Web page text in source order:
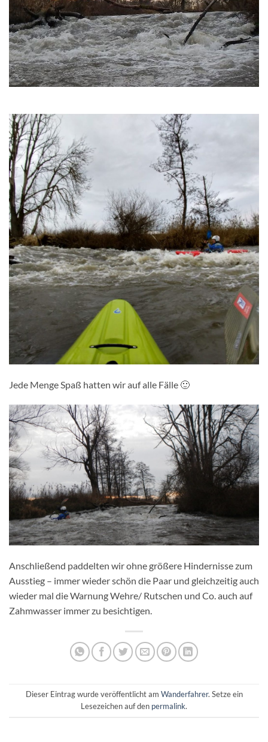
Jede Menge Spaß hatten wir auf alle Fälle 🙂
Anschließend paddelten wir ohne größere Hindernisse zum
Ausstieg – immer wieder schön die Paar und gleichzeitig auch
wieder mal die Warnung Wehre/ Rutschen und Co. auch auf
Zahmwasser immer zu besichtigen.
Dieser Eintrag wurde veröffentlicht am Wanderfahrer. Setze ein
Lesezeichen auf den permalink.